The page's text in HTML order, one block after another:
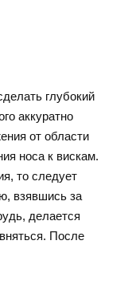
глубокий
аккуратно
от области
носа к вискам.
то следует
взявшись за
делается
После